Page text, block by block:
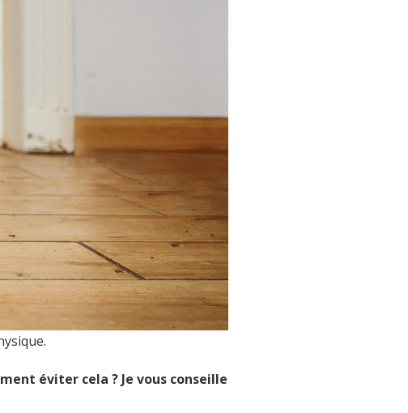
éviter cela ? Je vous conseille